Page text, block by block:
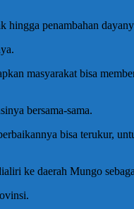
hingga penambahan
masyarakat bisa
bersama-sama.
bisa terukur,
ke daerah Mungo